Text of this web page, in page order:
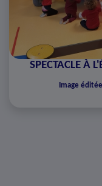
SPECTACLE À
Image